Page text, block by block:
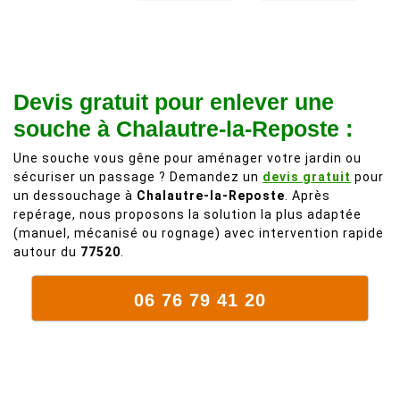
comme on en
fait plus!
débordait trop
voisins et
plein de bois
mort. C'est
délicat parce
que c'est un
Devis gratuit pour enlever une
souche à Chalautre-la-Reposte :
Une souche vous gêne pour aménager votre jardin ou
sécuriser un passage ? Demandez un devis gratuit pour
un dessouchage à Chalautre-la-Reposte . Après
repérage, nous proposons la solution la plus adaptée
(manuel, mécanisé ou rognage) avec intervention rapide
autour du 77520
06 76 79 41 20